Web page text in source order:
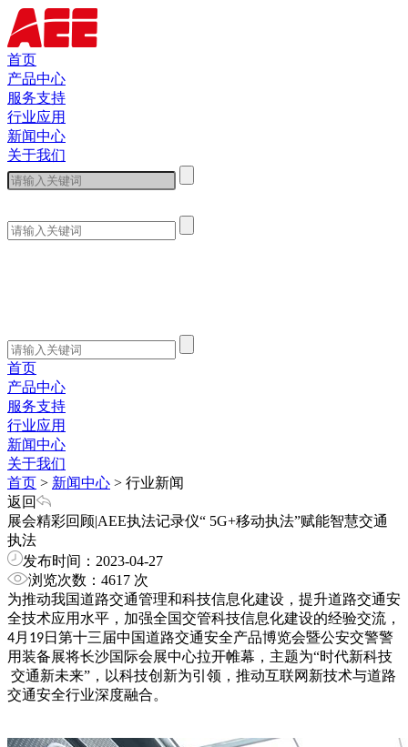
首页
产品中心
服务支持
行业应用
新闻中心
关于我们
首页
产品中心
服务支持
行业应用
新闻中心
关于我们
首页 > 新闻中心 > 行业新闻
返回
展会精彩回顾|AEE执法记录仪“ 5G+移动执法”赋能智慧交通
执法
发布时间：2023-04-27
浏览次数：4617 次
为推动我国道路交通管理和科技信息化建设，提升道路交通安
全技术应用水平，加强全国交管科技信息化建设的经验交流，
4月 19日第十三届中国道路交通安全产品博览会暨公安交警警
用装备展将长沙国际会展中心拉开帷幕，主题为“时代新科技
交通新未来”，以科技创新为引领，推动互联网新技术与道路
交通安全行业深度融合。